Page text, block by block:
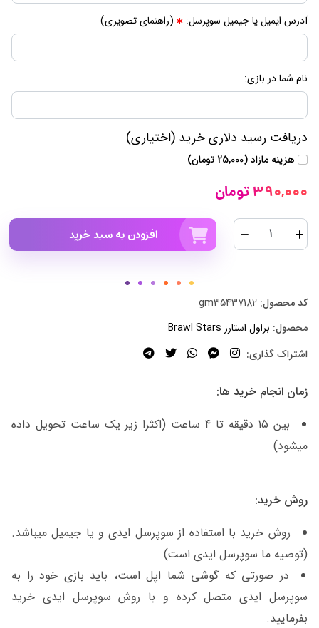
آدرس ایمیل یا جیمیل سوپرسل: (راهنمای تصویری)
نام شما در بازی:
دریافت رسید دلاری خرید (اختیاری)
هزینه مازاد (25,000 تومان)
390,000 تومان
افزودن به سبد خرید
کد محصول:
محصول: براول استارز Brawl Stars
اشتراک گذاری:
زمان انجام خرید ها:
بین 15 دقیقه تا 4 ساعت (اکثرا زیر یک ساعت تحویل داده
میشود)
روش خرید:
روش خرید با استفاده از سوپرسل ایدی و یا جیمیل میباشد.
(توصیه ما سوپرسل ایدی است)
در صورتی که گوشی شما اپل است، باید بازی خود را به
سوپرسل ایدی متصل کرده و با روش سوپرسل ایدی خرید
بفرمایید.